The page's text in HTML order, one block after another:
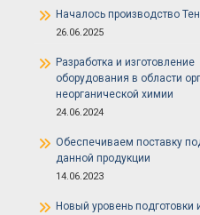
Началось производство
26.06.2025
Разработка и изготовление
оборудования в области
неорганической химии
24.06.2024
Обеспечиваем поставку
данной продукции
14.06.2023
Новый уровень подготовки